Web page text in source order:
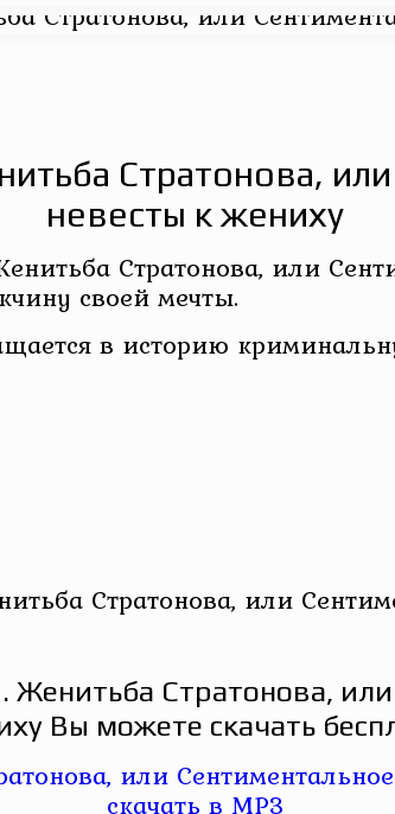
Стратонова,
невесты к жениху
Стратонова, или
своей мечты.
в историю
Стратонова, или
Стратонова,
Вы можете скачать